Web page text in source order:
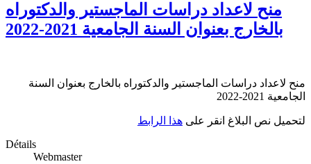
منح لاعداد دراسات الماجستير والدكتوراه
بالخارج بعنوان السنة الجامعية 2021-2022
منح لاعداد دراسات الماجستير والدكتوراه بالخارج بعنوان السنة
الجامعية 2021-2022
لتحميل نص البلاغ انقر على هذا الرابط
Détails
Webmaster